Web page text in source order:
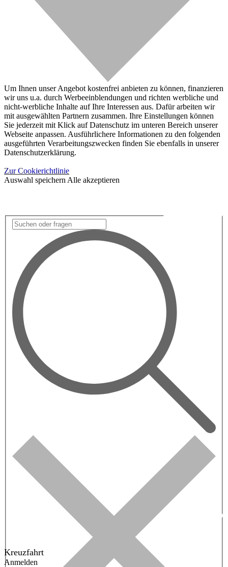
Um Ihnen unser Angebot kostenfrei anbieten zu können, finanzieren
wir uns u.a. durch Werbeeinblendungen und richten werbliche und
nicht-werbliche Inhalte auf Ihre Interessen aus. Dafür arbeiten wir
mit ausgewählten Partnern zusammen. Ihre Einstellungen können
Sie jederzeit mit Klick auf Datenschutz im unteren Bereich unserer
Webseite anpassen. Ausführlichere Informationen zu den folgenden
ausgeführten Verarbeitungszwecken finden Sie ebenfalls in unserer
Datenschutzerklärung.
Zur Cookierichtlinie
Auswahl speichern Alle akzeptieren
Kreuzfahrt
Anmelden